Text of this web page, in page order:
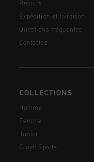
Retours
Expédition et livraison
Questions fréquentes
Contactez
COLLECTIONS
Homme
Femme
Junior
Cruyff Sports